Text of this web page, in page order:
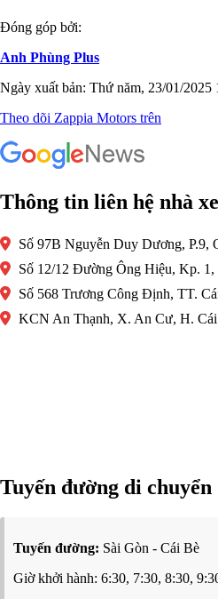
Đóng góp bởi:
Anh Phùng Plus
Ngày xuất bản: Thứ năm, 23/01/
Theo dõi Zappia Motors trên
Thông tin liên hệ nhà
Số 97B Nguyễn Duy Dương, P.9,
Số 12/12 Đường Ông Hiệu, Kp. 1,
Số 568 Trương Công Định, TT.
KCN An Thạnh, X. An Cư, H.
Tuyến đường di chuyển
Tuyến đường: Sài Gòn - Cái Bè
Giờ khởi hành: 6:30, 7:30, 8:30,